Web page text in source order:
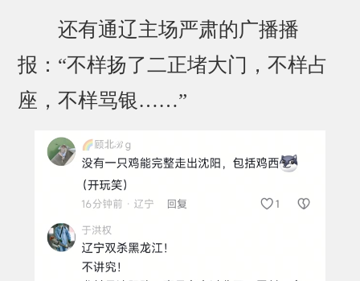
还有通辽主场严肃的广播播
报：“不样扬了二正堵大门，不样占
座，不样骂银……”